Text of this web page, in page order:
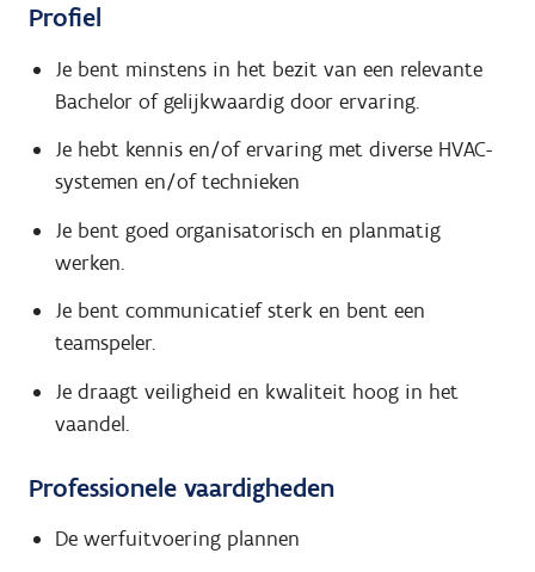
Profiel
Je bent minstens in het bezit van een relevante
Bachelor of gelijkwaardig door ervaring.
Je hebt kennis en/of ervaring met diverse HVAC-
systemen en/of technieken
Je bent goed organisatorisch en planmatig
werken.
Je bent communicatief sterk en bent een
teamspeler.
Je draagt veiligheid en kwaliteit hoog in het
vaandel.
Professionele vaardigheden
De werfuitvoering plannen